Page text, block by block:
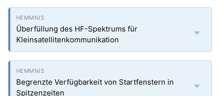
Überfüllung des HF-Spektrums für
Kleinsatellitenkommunikation
Begrenzte Verfügbarkeit von Startfenstern in
Spitzenzeiten